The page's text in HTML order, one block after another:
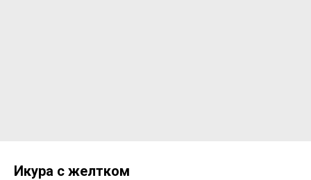
Икура с желтком